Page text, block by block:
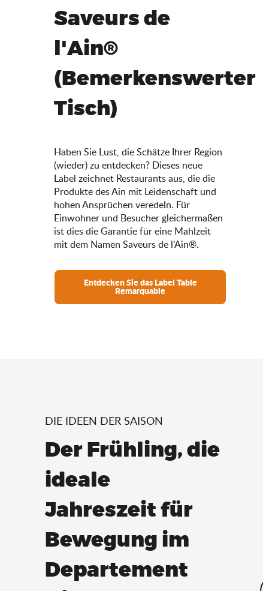
Saveurs de
l'Ain®
(Bemerkenswerter
Tisch)
Haben Sie Lust, die Schätze Ihrer Region
(wieder) zu entdecken? Dieses neue
Label zeichnet Restaurants aus, die die
Produkte des Ain mit Leidenschaft und
hohen Ansprüchen veredeln. Für
Einwohner und Besucher gleichermaßen
ist dies die Garantie für eine Mahlzeit
mit dem Namen Saveurs de l’Ain®.
Entdecken Sie das Label Table
Remarquable
DIE IDEEN DER SAISON
Der Frühling, die
ideale
Jahreszeit für
Bewegung im
Departement